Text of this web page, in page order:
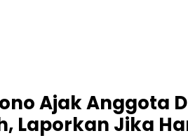
Ajak Anggota
Laporkan Jika